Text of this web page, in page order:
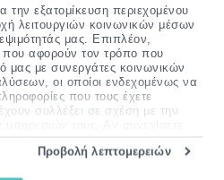
την εξατομίκευση περιεχομένου
λειτουργιών κοινωνικών μέσων
μας. Επιπλέον,
που αφορούν τον τρόπο που
μας με συνεργάτες κοινωνικών
οι οποίοι ενδεχομένως να
που τους έχετε
συλλέξει σε σχέση με την
Προβολή λεπτομερειών
γιατρό σας εάν είστε έγκυος,
φαρμακευτική αγωγή ή
υγείας πριν χρησιμοποιήσετε
Προσπαθούμε διαρκώς να
πληροφορίες. Σε περίπτωση
ή παρατήρηση σχετικά με αυτές,
μαζί μας.
- All rights Reserved •